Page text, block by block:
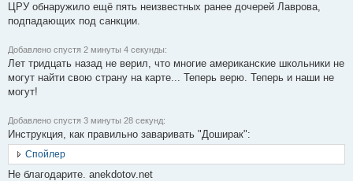
ЦРУ обнаружило ещё пять неизвестных ранее дочерей Лаврова,
подпадающих под санкции.
Добавлено спустя 2 минуты 4 секунды:
Лет тридцать назад не верил, что многие американские школьники не
могут найти свою страну на карте... Теперь верю. Теперь и наши не
могут!
Добавлено спустя 3 минуты 28 секунд:
Инструкция, как правильно заваривать "Доширак":
Спойлер
Не благодарите. anekdotov.net